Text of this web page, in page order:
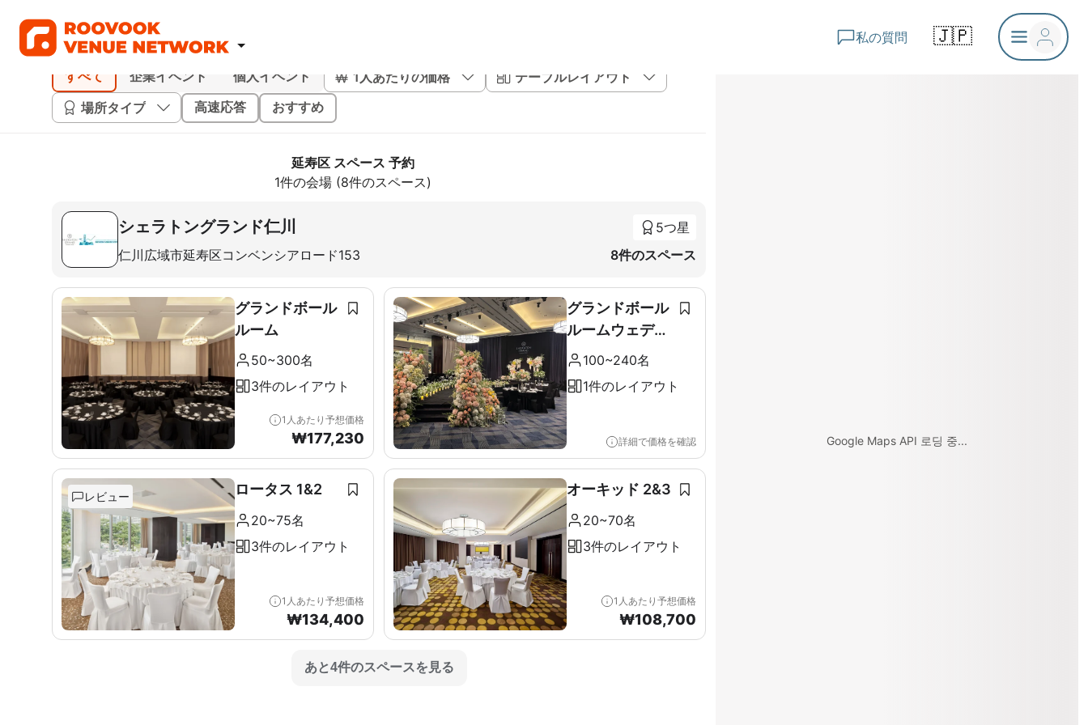
私の質問 🇯🇵
すべて 企業イベント 個人イベント 1人あたりの価格
テーブルレイアウト
場所タイプ
高速応答 おすすめ
延寿区 スペース 予約
1件の会場 (8件のスペース)
シェラトングランド仁川
仁川広域市延寿区コンベンシアロード153
5つ星
8件のスペース
グランドボール
ルーム
50~300名
3件のレイアウト
1人あたり予想価格
₩177,230
グランドボール
ルームウェディ
ング100~240名
1件のレイアウト
詳細で価格を確認
レビュー ロータス 1&2
20~75名
3件のレイアウト
1人あたり予想価格
₩134,400
オーキッド 2&3
20~70名
3件のレイアウト
1人あたり予想価格
₩108,700
あと4件のスペースを見る
Google Maps API 로딩 중...